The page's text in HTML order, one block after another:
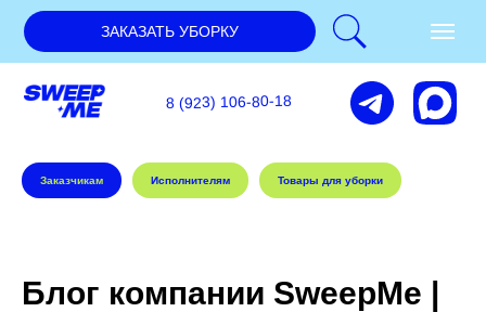
8 (923) 106-80-18
ЗАКАЗАТЬ УБОРКУ
Заказчикам Исполнителям Товары для уборки
Блог компании SweepMe |